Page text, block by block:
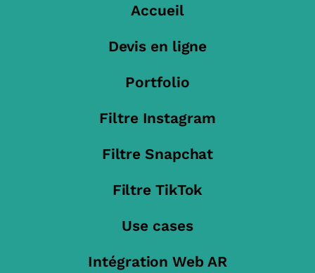
Accueil
Devis en ligne
Portfolio
Filtre Instagram
Filtre Snapchat
Filtre TikTok
Use cases
Intégration Web AR